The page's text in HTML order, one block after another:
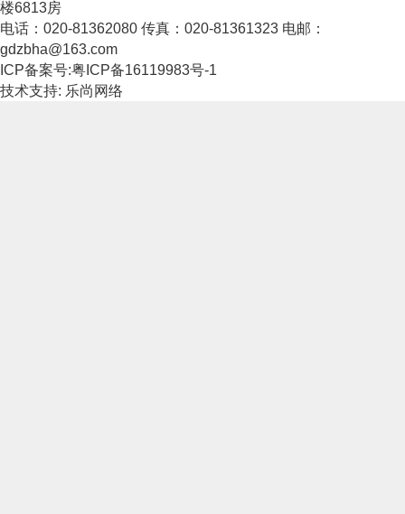
楼6813房
电话：020-81362080 传真：020-81361323 电邮：
gdzbha@163.com
ICP备案号:粤ICP备16119983号-1
技术支持: 乐尚网络